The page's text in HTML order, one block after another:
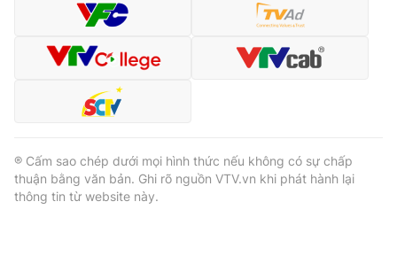
® Cấm sao chép dưới mọi hình thức nếu không có sự chấp
thuận bằng văn bản. Ghi rõ nguồn VTV.vn khi phát hành lại
thông tin từ website này.